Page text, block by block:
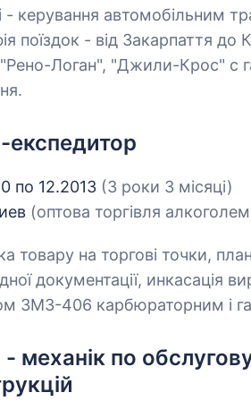
- керування автомобільним
поїздок - від Закарпаття
Логан", "Джили-Крос" с
експедитор
по 12.2013 (3 роки 3 місяці)
(оптова торгівля
товару на торгові точки,
документації, инкасація
ЗМЗ-406 карбюраторним і
- механік по